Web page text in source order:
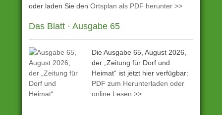
oder laden Sie den Ortsplan als PDF herunter >>
Das Blatt · Ausgabe 65
Die Ausgabe 65, August 2026,
der „Zeitung für Dorf und
Heimat“ ist jetzt hier verfügbar:
PDF zum Herunterladen oder
online Lesen >>